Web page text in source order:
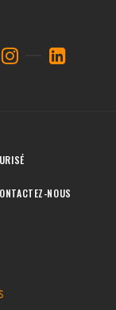
NOUS